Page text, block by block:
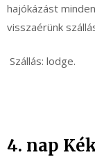
hajókázást
visszaérünk
Szállás: lodge.
4. nap